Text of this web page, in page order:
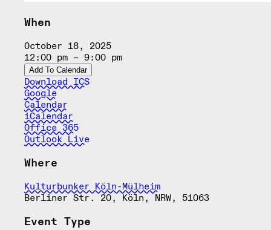
When
October 18, 2025
12:00 pm – 9:00 pm
Add To Calendar
Download ICS
Google
Calendar
iCalendar
Office 365
Outlook Live
Where
Kulturbunker Köln-Mülheim
Berliner Str. 20, Köln, NRW, 51063
Event Type